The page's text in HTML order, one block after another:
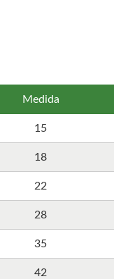
Medida
15
18
22
28
35
42